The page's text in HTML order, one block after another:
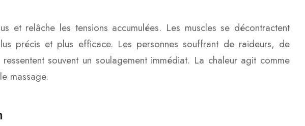
et relâche les tensions accumulées. Les muscles se décontractent
précis et plus efficace. Les personnes souffrant de raideurs, de
souvent un soulagement immédiat. La chaleur agit comme
massage.